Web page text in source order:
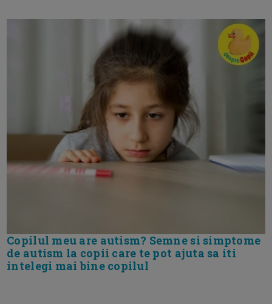
Copilul meu are autism? Semne si simptome
de autism la copii care te pot ajuta sa iti
intelegi mai bine copilul